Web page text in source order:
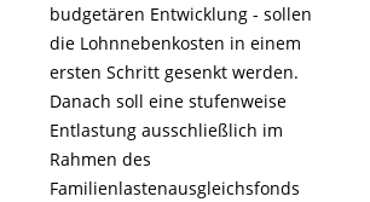
budgetären Entwicklung - sollen
die Lohnnebenkosten in einem
ersten Schritt gesenkt werden.
Danach soll eine stufenweise
Entlastung ausschließlich im
Rahmen des
Familienlastenausgleichsfonds